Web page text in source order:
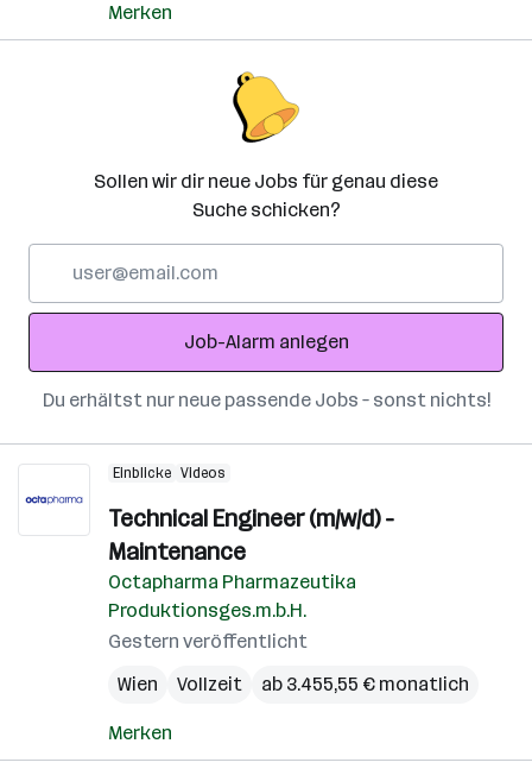
Merken
Sollen wir dir neue Jobs für genau diese
Suche schicken?
Adresse
Job-Alarm anlegen
Du erhältst nur neue passende Jobs – sonst nichts!
Einblicke Videos
Technical Engineer (m/w/d) -
Maintenance
Octapharma Pharmazeutika
Produktionsges.m.b.H.
Gestern veröffentlicht
Wien
Vollzeit ab 3.455,55 € monatlich
Merken